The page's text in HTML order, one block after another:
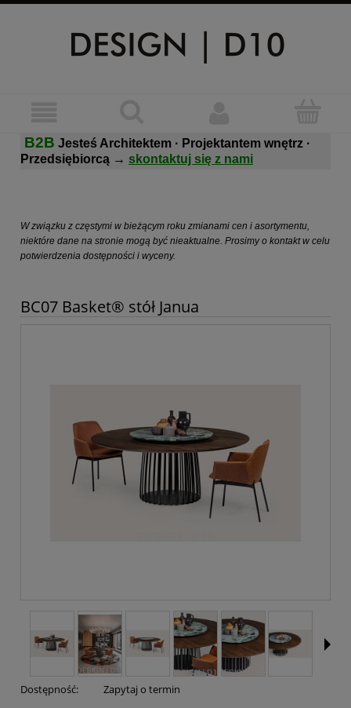
B2B Jesteś Architektem · Projektantem wnętrz ·
Przedsiębiorcą → skontaktuj się z nami
W związku z częstymi w bieżącym roku zmianami cen i asortymentu,
niektóre dane na stronie mogą być nieaktualne. Prosimy o kontakt w celu
potwierdzenia dostępności i wyceny.
BC07 Basket® stół Janua
Dostępność: Zapytaj o termin